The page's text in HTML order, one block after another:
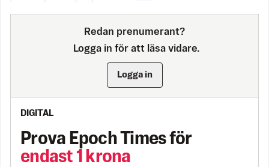
Redan prenumerant?
Logga in för att läsa vidare.
Logga in
DIGITAL
Prova Epoch Times för
endast 1 krona